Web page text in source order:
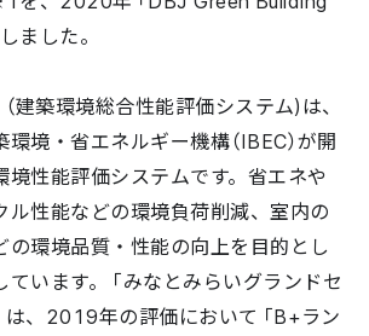
ました。
建築環境総合性能評価システム)は、
境・省エネルギー機構（IBEC）が開
境性能評価システムです。省エネや
ル性能などの環境負荷削減、室内の
の環境品質・性能の向上を目的とし
います。「みなとみらいグランドセ
は、2019年の評価において「B+ラン